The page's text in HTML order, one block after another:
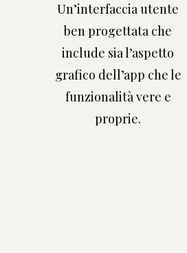
Un’interfaccia utente
ben progettata che
include sia l’aspetto
grafico dell’app che le
funzionalità vere e
proprie.